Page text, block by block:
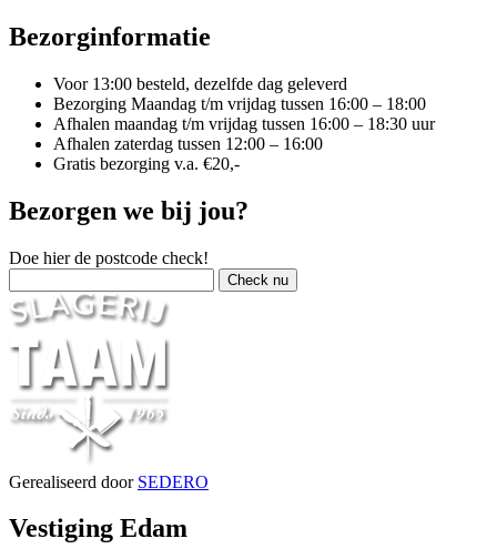
Bezorginformatie
Voor 13:00 besteld, dezelfde dag geleverd
Bezorging Maandag t/m vrijdag tussen 16:00 – 18:00
Afhalen maandag t/m vrijdag tussen 16:00 – 18:30 uur
Afhalen zaterdag tussen 12:00 – 16:00
Gratis bezorging v.a. €20,-
Bezorgen we bij jou?
Doe hier de postcode check!
Gerealiseerd door SEDERO
Vestiging Edam